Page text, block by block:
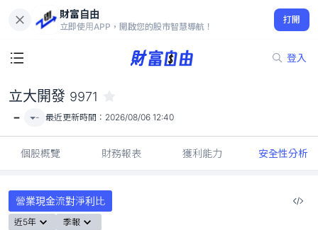
財富自由
立即使用APP，開啟您的股市智慧導航！
打開
登入
-
立大開發 9971
- - 最近更新時間： 2026/08/06 12:40
個股概覽 財務報表 獲利能力 安全性分析
營業現金流對淨利比
近5年 季報